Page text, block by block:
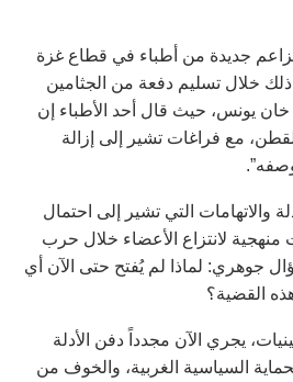
جديدة من أطباء في قطاع غزة
خلال تسليم دفعة من الجثامين
يونس، حيث قال أحد الأطباء إن
مع فراغات تشير إلى إزالة
والاتهامات التي تشير إلى احتمال
لانتزاع الأعضاء خلال حرب
سؤال جوهري: لماذا لم يُفتح حتى الآن أي
القضية؟
يجري الآن مجدداً دفن الأدلة
السياسية الغربية، والخوف من